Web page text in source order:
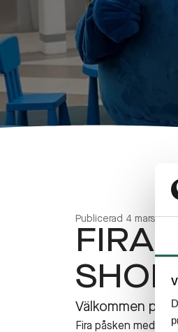
Publicerad 4 mars
FIRA
Välkommen på
Fira påsken med